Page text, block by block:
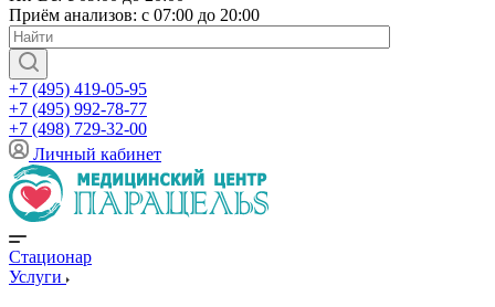
Приём анализов: с 07:00 до 20:00
+7 (495) 419-05-95
+7 (495) 992-78-77
+7 (498) 729-32-00
Личный кабинет
Стационар
Услуги